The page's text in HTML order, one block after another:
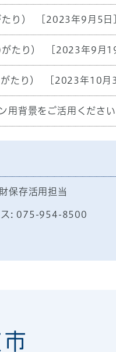
り） [2023年9月5日]
たり） [2023年9月
たり） [2023年10月
用背景をご活用ください
保存活用担当
: 075-954-8500